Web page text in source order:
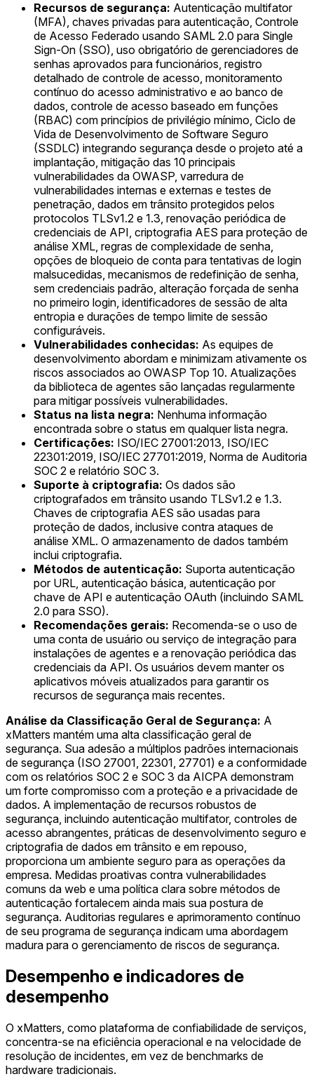
Recursos de segurança: Autenticação multifator
(MFA), chaves privadas para autenticação, Controle
de Acesso Federado usando SAML 2.0 para Single
Sign-On (SSO), uso obrigatório de gerenciadores de
senhas aprovados para funcionários, registro
detalhado de controle de acesso, monitoramento
contínuo do acesso administrativo e ao banco de
dados, controle de acesso baseado em funções
(RBAC) com princípios de privilégio mínimo, Ciclo de
Vida de Desenvolvimento de Software Seguro
(SSDLC) integrando segurança desde o projeto até a
implantação, mitigação das 10 principais
vulnerabilidades da OWASP, varredura de
vulnerabilidades internas e externas e testes de
penetração, dados em trânsito protegidos pelos
protocolos TLSv1.2 e 1.3, renovação periódica de
credenciais de API, criptografia AES para proteção de
análise XML, regras de complexidade de senha,
opções de bloqueio de conta para tentativas de login
malsucedidas, mecanismos de redefinição de senha,
sem credenciais padrão, alteração forçada de senha
no primeiro login, identificadores de sessão de alta
entropia e durações de tempo limite de sessão
configuráveis.
Vulnerabilidades conhecidas: As equipes de
desenvolvimento abordam e minimizam ativamente os
riscos associados ao OWASP Top 10. Atualizações
da biblioteca de agentes são lançadas regularmente
para mitigar possíveis vulnerabilidades.
Status na lista negra: Nenhuma informação
encontrada sobre o status em qualquer lista negra.
Certificações: ISO/IEC 27001:2013, ISO/IEC
22301:2019, ISO/IEC 27701:2019, Norma de Auditoria
SOC 2 e relatório SOC 3.
Suporte à criptografia: Os dados são
criptografados em trânsito usando TLSv1.2 e 1.3.
Chaves de criptografia AES são usadas para
proteção de dados, inclusive contra ataques de
análise XML. O armazenamento de dados também
inclui criptografia.
Métodos de autenticação: Suporta autenticação
por URL, autenticação básica, autenticação por
chave de API e autenticação OAuth (incluindo SAML
2.0 para SSO).
Recomendações gerais: Recomenda-se o uso de
uma conta de usuário ou serviço de integração para
instalações de agentes e a renovação periódica das
credenciais da API. Os usuários devem manter os
aplicativos móveis atualizados para garantir os
recursos de segurança mais recentes.
Análise da Classificação Geral de Segurança: A
xMatters mantém uma alta classificação geral de
segurança. Sua adesão a múltiplos padrões internacionais
de segurança (ISO 27001, 22301, 27701) e a conformidade
com os relatórios SOC 2 e SOC 3 da AICPA demonstram
um forte compromisso com a proteção e a privacidade de
dados. A implementação de recursos robustos de
segurança, incluindo autenticação multifator, controles de
acesso abrangentes, práticas de desenvolvimento seguro e
criptografia de dados em trânsito e em repouso,
proporciona um ambiente seguro para as operações da
empresa. Medidas proativas contra vulnerabilidades
comuns da web e uma política clara sobre métodos de
autenticação fortalecem ainda mais sua postura de
segurança. Auditorias regulares e aprimoramento contínuo
de seu programa de segurança indicam uma abordagem
madura para o gerenciamento de riscos de segurança.
Desempenho e indicadores de
desempenho
O xMatters, como plataforma de confiabilidade de serviços,
concentra-se na eficiência operacional e na velocidade de
resolução de incidentes, em vez de benchmarks de
hardware tradicionais.